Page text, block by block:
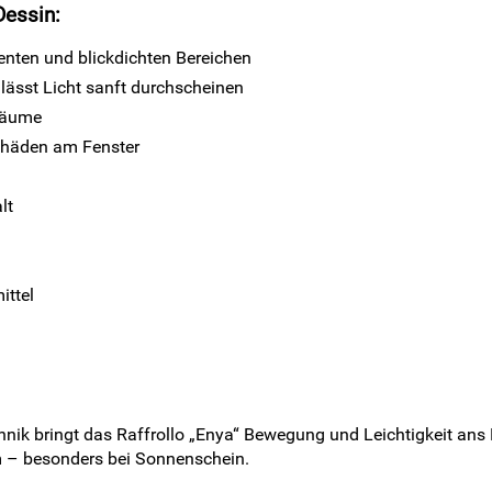
und blickdichten Bereichen
Licht sanft durchscheinen
am Fenster
bringt das Raffrollo „Enya“ Bewegung und Leichtigkeit
besonders bei Sonnenschein.